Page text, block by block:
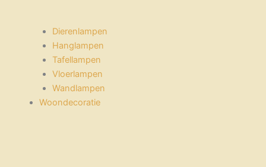
Dierenlampen
Hanglampen
Tafellampen
Vloerlampen
Wandlampen
Woondecoratie